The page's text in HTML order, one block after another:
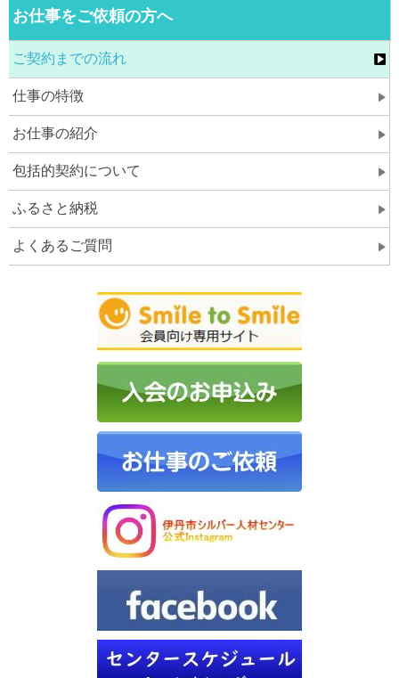
お仕事をご依頼の方へ
ご契約までの流れ
仕事の特徴
お仕事の紹介
包括的契約について
ふるさと納税
よくあるご質問